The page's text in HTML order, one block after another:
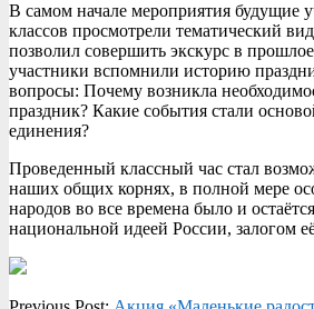
В самом начале мероприятия будущие
классов просмотрели тематический
позволил совершить экскурс в
участники вспомнили историю
вопросы: Почему возникла
праздник? Какие события стали
единения?
Проведенный классный час стал
наших общих корнях, в полной мере
народов во все времена было и
национальной идеей России, залогом